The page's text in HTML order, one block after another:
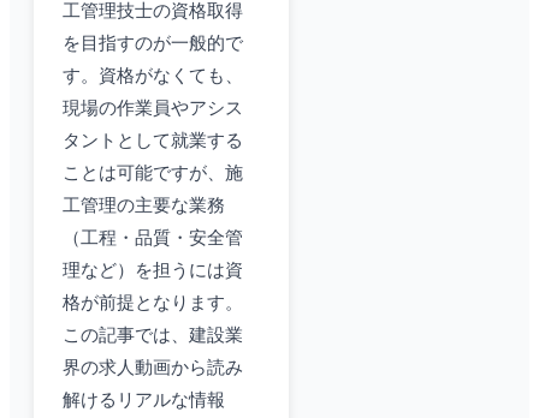
工管理技士の資格取得
を目指すのが一般的で
す。資格がなくても、
現場の作業員やアシス
タントとして就業する
ことは可能ですが、施
工管理の主要な業務
（工程・品質・安全管
理など）を担うには資
格が前提となります。
この記事では、建設業
界の求人動画から読み
解けるリアルな情報